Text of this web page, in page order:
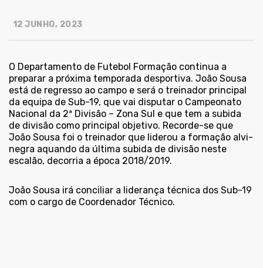
12 JUNHO, 2023
O Departamento de Futebol Formação continua a
preparar a próxima temporada desportiva. João Sousa
está de regresso ao campo e será o treinador principal
da equipa de Sub-19, que vai disputar o Campeonato
Nacional da 2ª Divisão – Zona Sul e que tem a subida
de divisão como principal objetivo. Recorde-se que
João Sousa foi o treinador que liderou a formação alvi-
negra aquando da última subida de divisão neste
escalão, decorria a época 2018/2019.
João Sousa irá conciliar a liderança técnica dos Sub-19
com o cargo de Coordenador Técnico.